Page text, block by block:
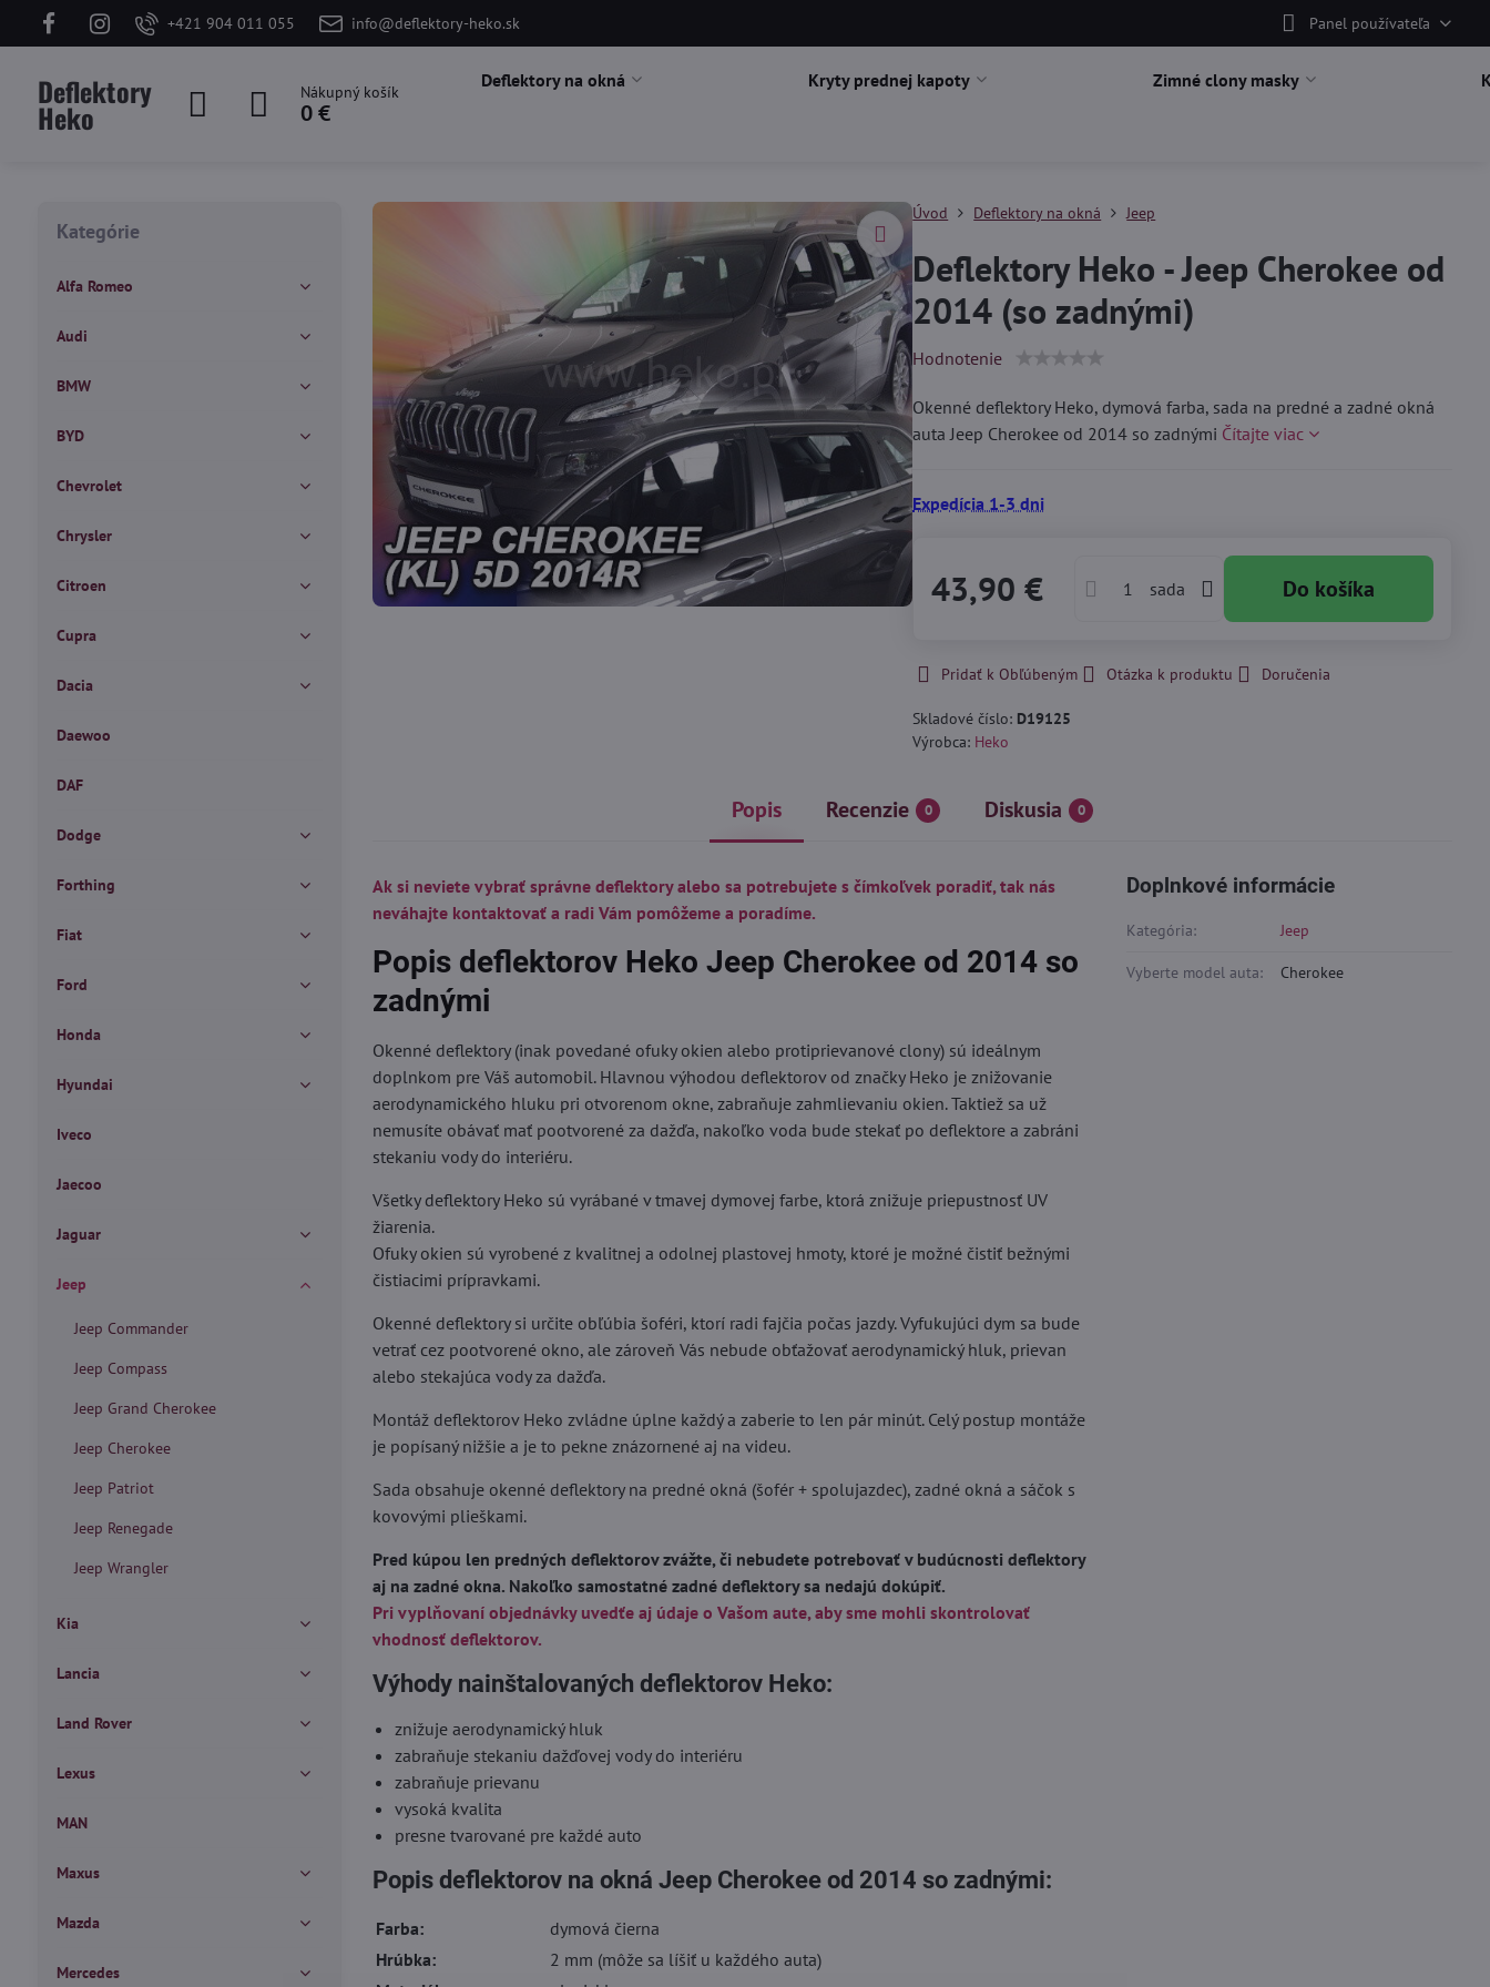
+421 904 011 055 info@deflektory-heko.sk Panel používateľa
Deflektory
Heko
Nákupný košík
0 €
Deflektory na okná Kryty prednej kapoty Zimné clony masky
Úvod Deflektory na okná Jeep
Deflektory Heko - Jeep Cherokee od
2014 (so zadnými)
Hodnotenie
Okenné deflektory Heko, dymová farba, sada na predné a zadné okná
auta Jeep Cherokee od 2014 so zadnými Čítajte viac
Expedícia 1-3 dni
43,90 € sada Do košíka
Pridať k Obľúbeným Otázka k produktu Doručenia
Skladové číslo: D19125
Výrobca: Heko
Popis Recenzie 0 Diskusia 0
Ak si neviete vybrať správne deflektory alebo sa potrebujete s čímkoľvek poradiť, tak nás
neváhajte kontaktovať a radi Vám pomôžeme a poradíme.
Popis deflektorov Heko Jeep Cherokee od 2014 so
zadnými
Okenné deflektory (inak povedané ofuky okien alebo protiprievanové clony) sú ideálnym
doplnkom pre Váš automobil. Hlavnou výhodou deflektorov od značky Heko je znižovanie
aerodynamického hluku pri otvorenom okne, zabraňuje zahmlievaniu okien. Taktiež sa už
nemusíte obávať mať pootvorené za dažďa, nakoľko voda bude stekať po deflektore a zabráni
stekaniu vody do interiéru.
Všetky deflektory Heko sú vyrábané v tmavej dymovej farbe, ktorá znižuje priepustnosť UV
žiarenia.
Ofuky okien sú vyrobené z kvalitnej a odolnej plastovej hmoty, ktoré je možné čistiť bežnými
čistiacimi prípravkami.
Okenné deflektory si určite obľúbia šoféri, ktorí radi fajčia počas jazdy. Vyfukujúci dym sa bude
vetrať cez pootvorené okno, ale zároveň Vás nebude obťažovať aerodynamický hluk, prievan
alebo stekajúca vody za dažďa.
Montáž deflektorov Heko zvládne úplne každý a zaberie to len pár minút. Celý postup montáže
je popísaný nižšie a je to pekne znázornené aj na videu.
Sada obsahuje okenné deflektory na predné okná (šofér + spolujazdec), zadné okná a sáčok s
kovovými plieškami.
Pred kúpou len predných deflektorov zvážte, či nebudete potrebovať v budúcnosti deflektory
aj na zadné okna. Nakoľko samostatné zadné deflektory sa nedajú dokúpiť.
Pri vyplňovaní objednávky uvedťe aj údaje o Vašom aute, aby sme mohli skontrolovať
vhodnosť deflektorov.
Výhody nainštalovaných deflektorov Heko:
znižuje aerodynamický hluk
zabraňuje stekaniu dažďovej vody do interiéru
zabraňuje prievanu
vysoká kvalita
presne tvarované pre každé auto
Popis deflektorov na okná Jeep Cherokee od 2014 so zadnými:
Farba:
dymová čierna
Hrúbka:
2 mm (môže sa líšiť u každého auta)
Doplnkové informácie
Kategória: Jeep
Vyberte model auta: Cherokee
Kategórie
Alfa Romeo
Audi
BMW
BYD
Chevrolet
Chrysler
Citroen
Cupra
Dacia
Daewoo
DAF
Dodge
Forthing
Fiat
Ford
Honda
Hyundai
Iveco
Jaecoo
Jaguar
Jeep
Jeep Commander
Jeep Compass
Jeep Grand Cherokee
Jeep Cherokee
Jeep Patriot
Jeep Renegade
Jeep Wrangler
Kia
Lancia
Land Rover
Lexus
MAN
Maxus
Mazda
Mercedes